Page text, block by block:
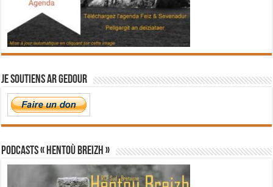
Je soutiens Ar Gedour
PODCASTS « Hentoù Breizh »